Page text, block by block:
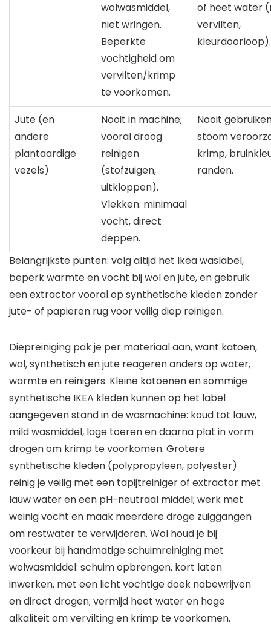
wolwasmiddel,
niet wringen.
Beperkte
vochtigheid om
vervilten/krimp
te voorkomen.
of heet water
vervilten,
kleurdoorloop).
Jute (en
andere
plantaardige
vezels)
Nooit in machine;
vooral droog
reinigen
(stofzuigen,
uitkloppen).
Vlekken: minimaal
vocht, direct
deppen.
Nooit
stoom
krimp,
randen.
Belangrijkste punten: volg altijd het Ikea waslabel,
beperk warmte en vocht bij wol en jute, en gebruik
een extractor vooral op synthetische kleden zonder
jute- of papieren rug voor veilig diep reinigen.
Diepreiniging pak je per materiaal aan, want katoen,
wol, synthetisch en jute reageren anders op water,
warmte en reinigers. Kleine katoenen en sommige
synthetische IKEA kleden kunnen op het label
aangegeven stand in de wasmachine: koud tot lauw,
mild wasmiddel, lage toeren en daarna plat in vorm
drogen om krimp te voorkomen. Grotere
synthetische kleden (polypropyleen, polyester)
reinig je veilig met een tapijtreiniger of extractor met
lauw water en een pH-neutraal middel; werk met
weinig vocht en maak meerdere droge zuiggangen
om restwater te verwijderen. Wol houd je bij
voorkeur bij handmatige schuimreiniging met
wolwasmiddel: schuim opbrengen, kort laten
inwerken, met een licht vochtige doek nabewrijven
en direct drogen; vermijd heet water en hoge
alkaliteit om vervilting en krimp te voorkomen.